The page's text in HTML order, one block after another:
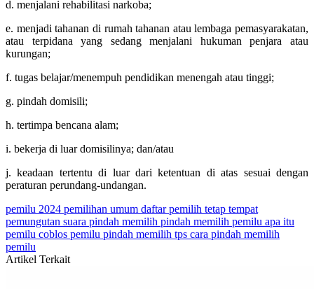
d. menjalani rehabilitasi narkoba;
e. menjadi tahanan di rumah tahanan atau lembaga pemasyarakatan,
atau terpidana yang sedang menjalani hukuman penjara atau
kurungan;
f. tugas belajar/menempuh pendidikan menengah atau tinggi;
g. pindah domisili;
h. tertimpa bencana alam;
i. bekerja di luar domisilinya; dan/atau
j. keadaan tertentu di luar dari ketentuan di atas sesuai dengan
peraturan perundang-undangan.
pemilu 2024 pemilihan umum daftar pemilih tetap tempat
pemungutan suara pindah memilih pindah memilih pemilu apa itu
pemilu coblos pemilu pindah memilih tps cara pindah memilih
pemilu
Artikel Terkait